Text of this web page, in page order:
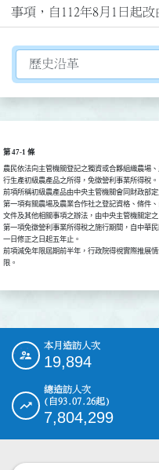
事項，自112年8月1日起
切換選擇法規資訊內容
第 47-1 條
農民依法向主管機關登記之獨資或合夥組織農場
行生產初級農產品之所得，免徵營利事業所得稅。
前項所稱初級農產品由中央主管機關會同財政部定
第一項有關農場及農業合作社之登記資格、條件
文件及其他相關事項之辦法，由中央主管機關定之
第一項免徵營利事業所得稅之施行期間，自中華
一日修正之日起五年止。
前項減免年限屆期前半年，行政院得視實際推展
限。
::: 本月造訪人次
19,894
總造訪人次
(自93.07.26起)
7,804,299